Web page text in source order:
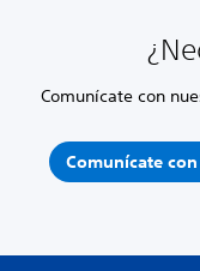
Comunícate con
Comunícate